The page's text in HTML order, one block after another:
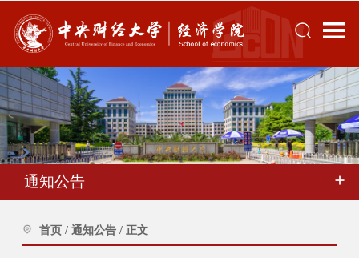
通知公告
首页 / 通知公告 / 正文